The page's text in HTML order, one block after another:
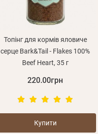
Топінг для кормів яловиче
серце Bark&Tail - Flakes 100%
Beef Heart, 35 г
220.00грн
Купити